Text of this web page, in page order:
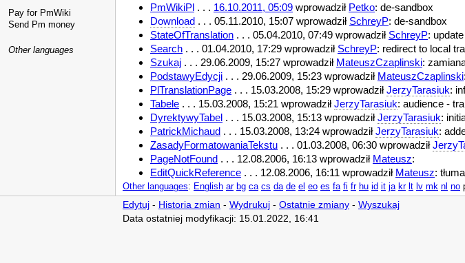
Pay for PmWiki
Send Pm money
Other languages
PmWikiPl . . . 16.10.2011, 05:09 wprowadził Petko: de-sandbox
Download . . . 05.11.2010, 15:07 wprowadził SchreyP: de-sandbox
StateOfTranslation . . . 05.04.2010, 07:49 wprowadził SchreyP:
Search . . . 01.04.2010, 17:29 wprowadził SchreyP: redirect to local
Szukaj . . . 29.06.2009, 15:27 wprowadził MateuszCzaplinski:
PodstawyEdycji . . . 29.06.2009, 15:23 wprowadził MateuszCzaplinski
PlTranslationPage . . . 15.03.2008, 15:29 wprowadziłJerzyTarasiuk:
Tabele . . . 15.03.2008, 15:21 wprowadziłJerzyTarasiuk: audience -
DyrektywyTabel . . . 15.03.2008, 15:13 wprowadziłJerzyTarasiuk:
PatrickMichaud . . . 15.03.2008, 13:24 wprowadziłJerzyTarasiuk:
ZasadyFormatowaniaTekstu . . . 01.03.2008, 06:30 wprowadził
PageNotFound . . . 12.08.2006, 16:13 wprowadził Mateusz:
EditQuickReference . . . 12.08.2006, 16:11 wprowadził Mateusz:
Other languages: English ar bg ca cs da de el eo es fa fi fr hu id it ja kr lt lv mk nl no
Edytuj - Historia zmian - Wydrukuj - Ostatnie zmiany - Wyszukaj
Data ostatniej modyfikacji: 15.01.2022, 16:41